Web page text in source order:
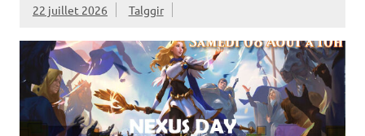
22 juillet 2026 Talggir